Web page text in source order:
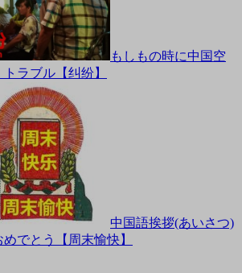
もしもの時に中国空
ラブル【纠纷】
中国語挨拶(あいさつ)
でとう【周末愉快】